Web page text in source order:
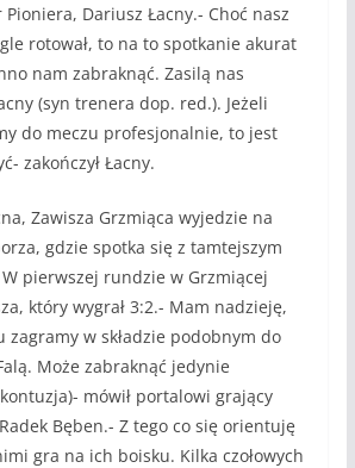
Dariusz Łacny.- Choć nasz
rotował, to na to spotkanie akurat
nam zabraknąć. Zasilą nas
(syn trenera dop. red.). Jeżeli
do meczu profesjonalnie, to jest
zakończył Łacny.
Zawisza Grzmiąca wyjedzie na
gdzie spotka się z tamtejszym
pierwszej rundzie w Grzmiącej
który wygrał 3:2.- Mam nadzieję,
zagramy w składzie podobnym do
Może zabraknąć jedynie
mówił portalowi grający
Bęben.- Z tego co się orientuję
gra na ich boisku. Kilka czołowych